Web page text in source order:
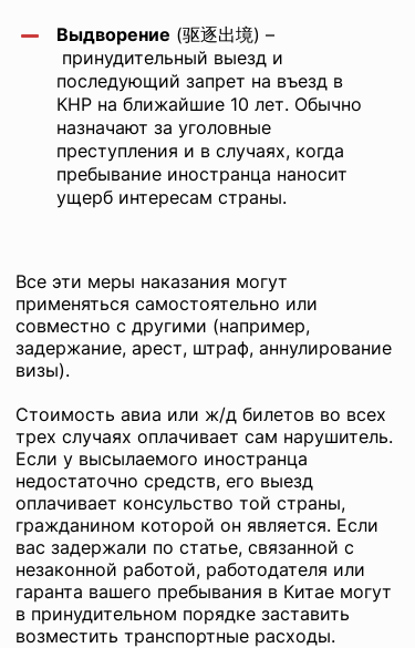
Выдворение (驱逐出境) –
принудительный выезд и
последующий запрет на въезд в
КНР на ближайшие 10 лет. Обычно
назначают за уголовные
преступления и в случаях, когда
пребывание иностранца наносит
ущерб интересам страны.
Все эти меры наказания могут
применяться самостоятельно или
совместно с другими (например,
задержание, арест, штраф, аннулирование
визы).
Стоимость авиа или ж/д билетов во всех
трех случаях оплачивает сам нарушитель.
Если у высылаемого иностранца
недостаточно средств, его выезд
оплачивает консульство той страны,
гражданином которой он является. Если
вас задержали по статье, связанной с
незаконной работой, работодателя или
гаранта вашего пребывания в Китае могут
в принудительном порядке заставить
возместить транспортные расходы.